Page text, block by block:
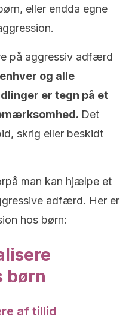
eller endda egne
på aggressiv adfærd
enhver og alle
er tegn på et
Det
skrig eller beskidt
man kan hjælpe et
adfærd. Her er
hos børn:
børn
af tillid